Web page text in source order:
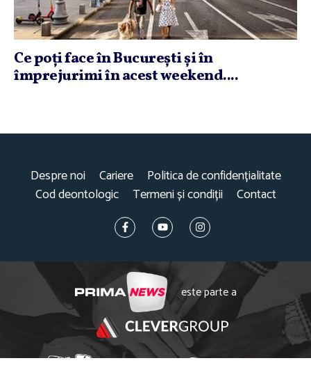
Ce poţi face în Bucureşti şi în
împrejurimi în acest weekend....
Despre noi Cariere
Politica de confidențialitate
Cod deontologic
Termeni și condiții Contact
este parte a